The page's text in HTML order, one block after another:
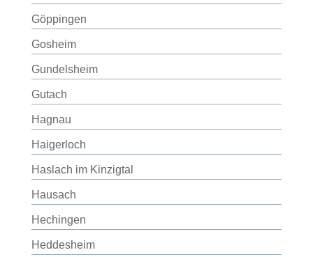
Göppingen
Gosheim
Gundelsheim
Gutach
Hagnau
Haigerloch
Haslach im Kinzigtal
Hausach
Hechingen
Heddesheim